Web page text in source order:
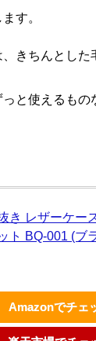
す。
きちんとし
と使えるもの
き レザーケー
ト BQ-001 (ブ
Amazonでチェ